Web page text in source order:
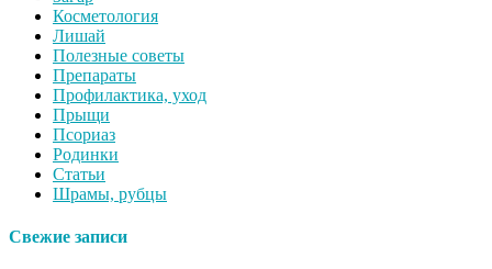
Косметология
Лишай
Полезные советы
Препараты
Профилактика, уход
Прыщи
Псориаз
Родинки
Статьи
Шрамы, рубцы
Свежие записи